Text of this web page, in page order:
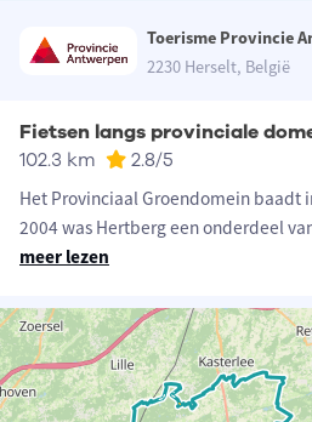
Toerisme Provincie
2230 Herselt, België
102.3 km 2.8/5
Het Provinciaal Groendomein baadt
2004 was Hertberg een onderdeel
meer lezen